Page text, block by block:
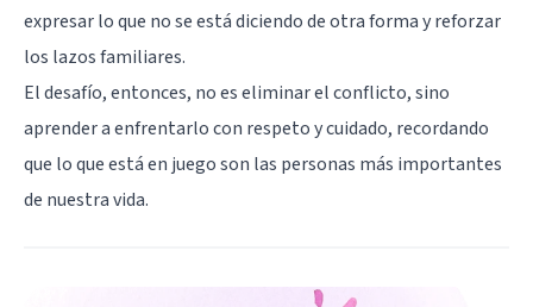
expresar lo que no se está diciendo de otra forma y reforzar
los lazos familiares.
El desafío, entonces, no es eliminar el conflicto, sino
aprender a enfrentarlo con respeto y cuidado, recordando
que lo que está en juego son las personas más importantes
de nuestra vida.